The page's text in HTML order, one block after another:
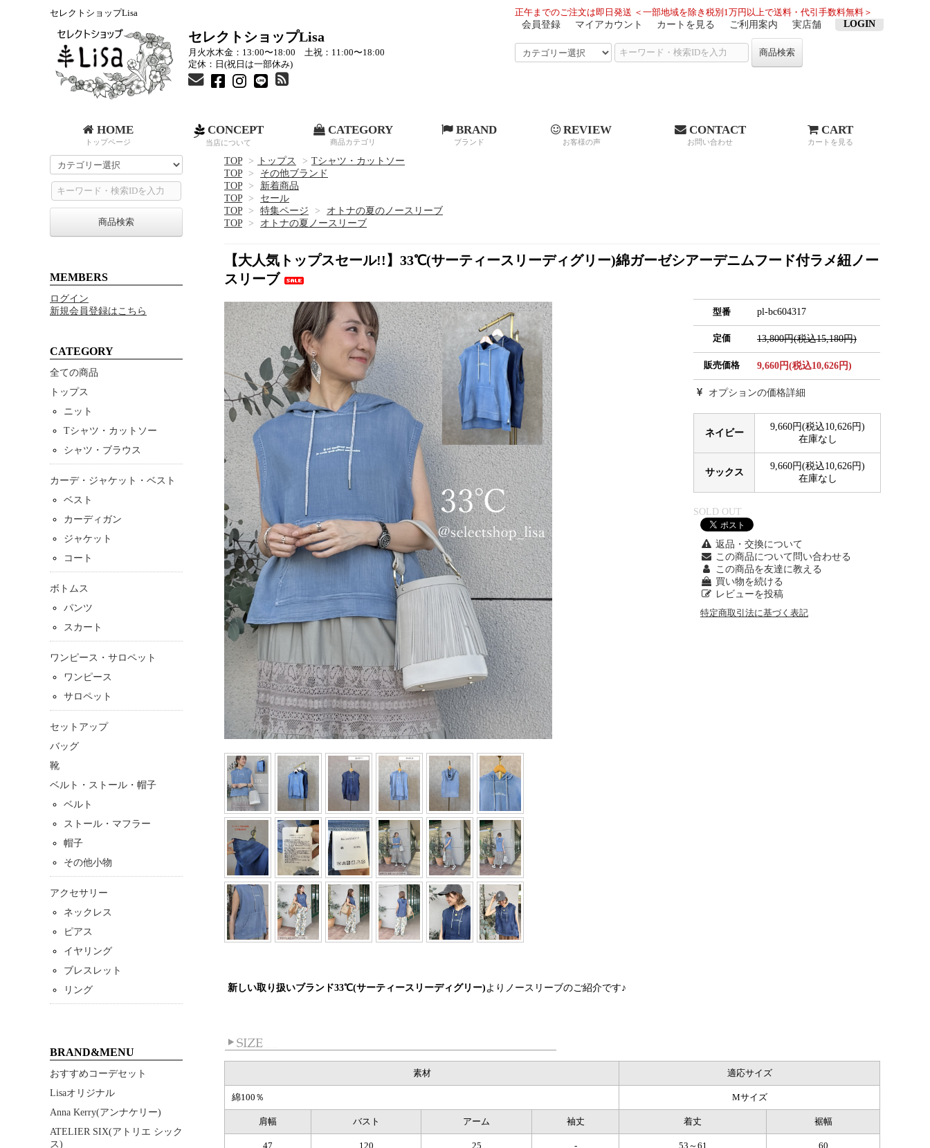
正午までのご注文は即日発送 ＜一部地域を除き税別1万円以上で送料・代引手数料無料＞
会員登録 マイアカウント カートを見る ご利用案内 実店舗 LOGIN
商品検索
セレクトショップLisa
セレクトショップLisa
月火水木金：13:00〜18:00 土祝：11:00〜18:00
定休：日(祝日は一部休み)
HOME
トップページ
CONCEPT
当店について
CATEGORY
商品カテゴリ
BRAND
ブランド
REVIEW
お客様の声
CONTACT
お問い合わせ
CART
カートを見る
TOP > トップス > Tシャツ・カットソー
TOP
>
その他ブランド
TOP
>
新着商品
TOP
>
セール
TOP
> 特集ページ >
オトナの夏のノースリーブ
TOP
> オトナの夏ノースリーブ
【大人気トップスセール!!】33℃(サーティースリーディグリー)綿ガーゼシアーデニムフード付ラメ紐ノー
スリーブ
型番 pl-bc604317
定価 13,800円(税込15,180円)
販売価格 9,660円(税込10,626円)
オプションの価格詳細
ネイビー
9,660円(税込10,626円)
在庫なし
サックス
9,660円(税込10,626円)
在庫なし
SOLD OUT
返品・交換について
この商品について問い合わせる
この商品を友達に教える
買い物を続ける
レビューを投稿
特定商取引法に基づく表記
新しい取り扱いブランド33℃(サーティースリーディグリー)よりノースリーブのご紹介です♪
素材 適応サイズ
綿100％ Mサイズ
肩幅 バスト アーム 袖丈 着丈 裾幅
47 120 25 - 53～61 60
商品検索
MEMBERS
ログイン
新規会員登録はこちら
CATEGORY
全ての商品
トップス
ニット
Tシャツ・カットソー
シャツ・ブラウス
カーデ・ジャケット・ベスト
ベスト
カーディガン
ジャケット
コート
ボトムス
パンツ
スカート
ワンピース・サロペット
ワンピース
サロペット
セットアップ
バッグ
靴
ベルト・ストール・帽子
ベルト
ストール・マフラー
帽子
その他小物
アクセサリー
ネックレス
ピアス
イヤリング
ブレスレット
リング
BRAND&MENU
おすすめコーデセット
Lisaオリジナル
Anna Kerry(アンナケリー)
ATELIER SIX(アトリエ シック
ス)